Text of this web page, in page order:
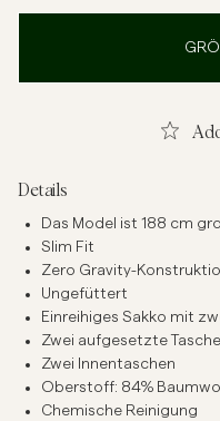
T-Shirts
Unterwäsche
Details
Das Model ist 188 cm
Slim Fit
Zero Gravity-
Ungefüttert
Einreihiges Sakko mit
Zwei aufgesetzte
Zwei Innentaschen
Oberstoff: 84%
Chemische Reinigung